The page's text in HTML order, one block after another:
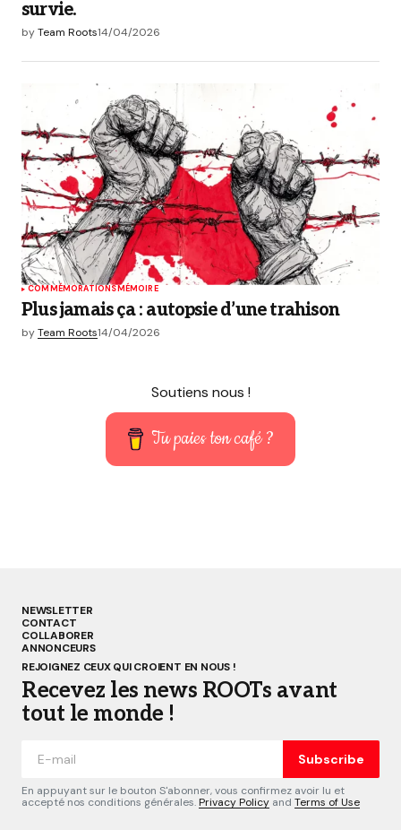
survie.
byTeam Roots14/04/2026
COMMÉMORATIONSMÉMOIRE
Plus jamais ça : autopsie d’une trahison
byTeam Roots14/04/2026
Soutiens nous !
Tu paies ton café ?
NEWSLETTER
CONTACT
COLLABORER
ANNONCEURS
REJOIGNEZ CEUX QUI CROIENT EN NOUS !
Recevez les news ROOTs avant
tout le monde !
Subscribe
En appuyant sur le bouton S'abonner, vous confirmez avoir lu et
accepté nos conditions générales.Privacy Policy and Terms of Use